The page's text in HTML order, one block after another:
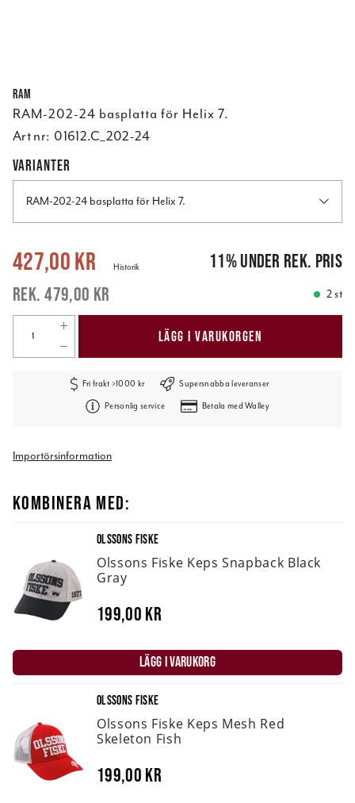
RAM
RAM-202-24 basplatta för Helix 7.
Art nr: 01612.C_202-24
VARIANTER
RAM-202-24 basplatta för Helix 7.
Nuvarande pris:427,00 kr 479,00 kr
427,00 kr
479,00 kr
Historik 11%under rek. pris
2 st
LÄGG I VARUKORGEN
Fri frakt >1000 kr Supersnabba leveranser
Personlig service Betala med Walley
Importörsinformation
KOMBINERA MED:
OLSSONS FISKE
Olssons Fiske Keps Snapback Black
Gray
199,00 kr
LÄGG I VARUKORG
OLSSONS FISKE
Olssons Fiske Keps Mesh Red
Skeleton Fish
199,00 kr